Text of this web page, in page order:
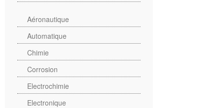
Aéronautique
Automatique
Chimie
Corrosion
Electrochimie
Electronique